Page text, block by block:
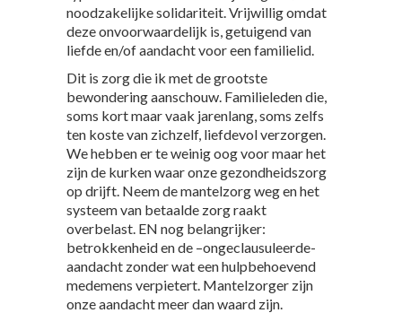
noodzakelijke solidariteit. Vrijwillig omdat
deze onvoorwaardelijk is, getuigend van
liefde en/of aandacht voor een familielid.
Dit is zorg die ik met de grootste
bewondering aanschouw. Familieleden die,
soms kort maar vaak jarenlang, soms zelfs
ten koste van zichzelf, liefdevol verzorgen.
We hebben er te weinig oog voor maar het
zijn de kurken waar onze gezondheidszorg
op drijft. Neem de mantelzorg weg en het
systeem van betaalde zorg raakt
overbelast. EN nog belangrijker:
betrokkenheid en de –ongeclausuleerde-
aandacht zonder wat een hulpbehoevend
medemens verpietert. Mantelzorger zijn
onze aandacht meer dan waard zijn.